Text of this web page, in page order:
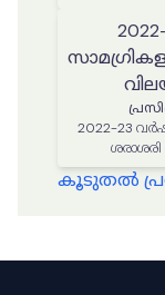
2022-23
കൂടുതൽ